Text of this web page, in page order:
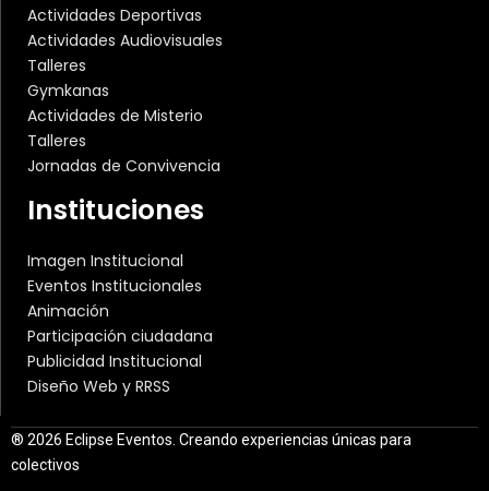
Actividades Deportivas
Actividades Audiovisuales
Talleres
Gymkanas
Actividades de Misterio
Talleres
Jornadas de Convivencia
Instituciones
Imagen Institucional
Eventos Institucionales
Animación
Participación ciudadana
Publicidad Institucional
Diseño Web y RRSS
® 2026 Eclipse Eventos. Creando experiencias únicas para
colectivos